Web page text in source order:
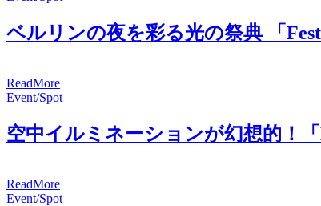
ベルリンの夜を彩る光の祭典 「
ReadMore
Event/Spot
空中イルミネーションが幻想的！
ReadMore
Event/Spot